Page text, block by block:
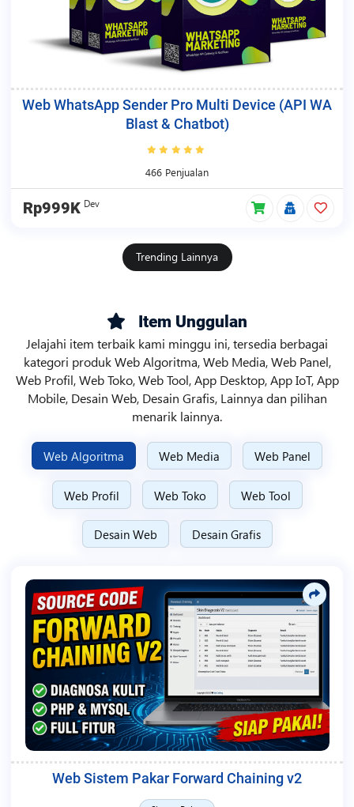
Web WhatsApp Sender Pro Multi Device (API WA
Blast & Chatbot)
466 Penjualan
Rp999K Dev
Trending Lainnya
Item Unggulan
Jelajahi item terbaik kami minggu ini, tersedia berbagai
kategori produk Web Algoritma, Web Media, Web Panel,
Web Profil, Web Toko, Web Tool, App Desktop, App IoT, App
Mobile, Desain Web, Desain Grafis, Lainnya dan pilihan
menarik lainnya.
Web Algoritma Web Media Web Panel
Web Profil Web Toko Web Tool
Desain Web Desain Grafis
Web Sistem Pakar Forward Chaining v2